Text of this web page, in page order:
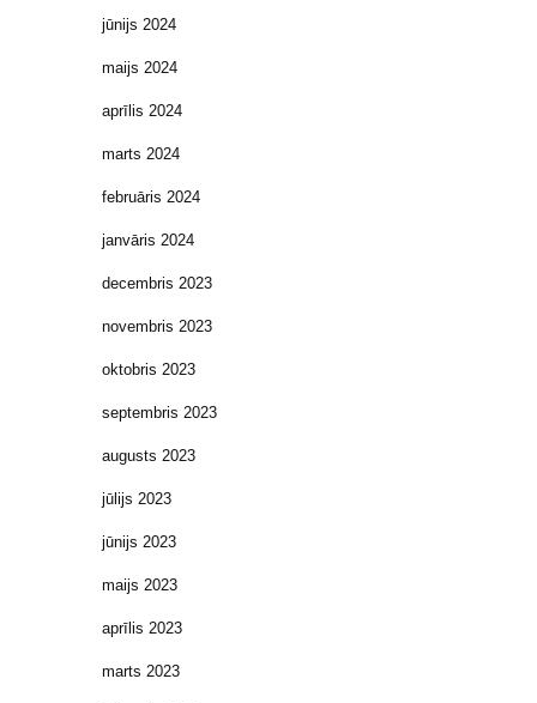
jūnijs 2024
maijs 2024
aprīlis 2024
marts 2024
februāris 2024
janvāris 2024
decembris 2023
novembris 2023
oktobris 2023
septembris 2023
augusts 2023
jūlijs 2023
jūnijs 2023
maijs 2023
aprīlis 2023
marts 2023